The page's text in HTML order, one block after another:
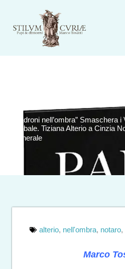
contenuto
“Padroni nell’ombra” Smaschera
Globale. Tiziana Alterio a Cinzia
Generale
alterio, nell'ombra, notaro,
Marco